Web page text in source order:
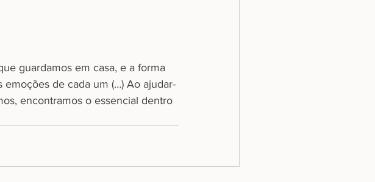
guardamos em casa, e a forma
de cada um (…) Ao ajudar-
encontramos o essencial dentro